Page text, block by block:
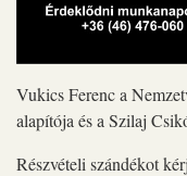
Vukics Ferenc a
alapítója és a Szilaj
Részvételi szándékot